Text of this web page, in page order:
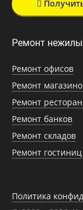
Ремонт
Ремонт офисов
Ремонт
Ремонт
Ремонт банков
Ремонт складов
Ремонт гостиниц
Политика